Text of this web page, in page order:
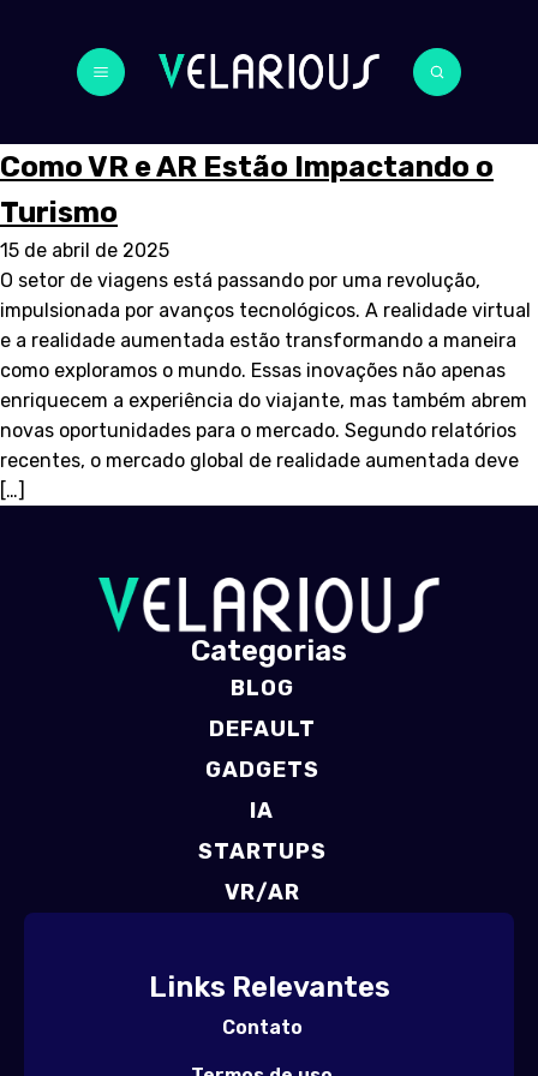
Como VR e AR Estão Impactando o
Turismo
15 de abril de 2025
O setor de viagens está passando por uma revolução,
impulsionada por avanços tecnológicos. A realidade virtual
e a realidade aumentada estão transformando a maneira
como exploramos o mundo. Essas inovações não apenas
enriquecem a experiência do viajante, mas também abrem
novas oportunidades para o mercado. Segundo relatórios
recentes, o mercado global de realidade aumentada deve
[…]
Categorias
BLOG
DEFAULT
GADGETS
IA
STARTUPS
VR/AR
Links Relevantes
Contato